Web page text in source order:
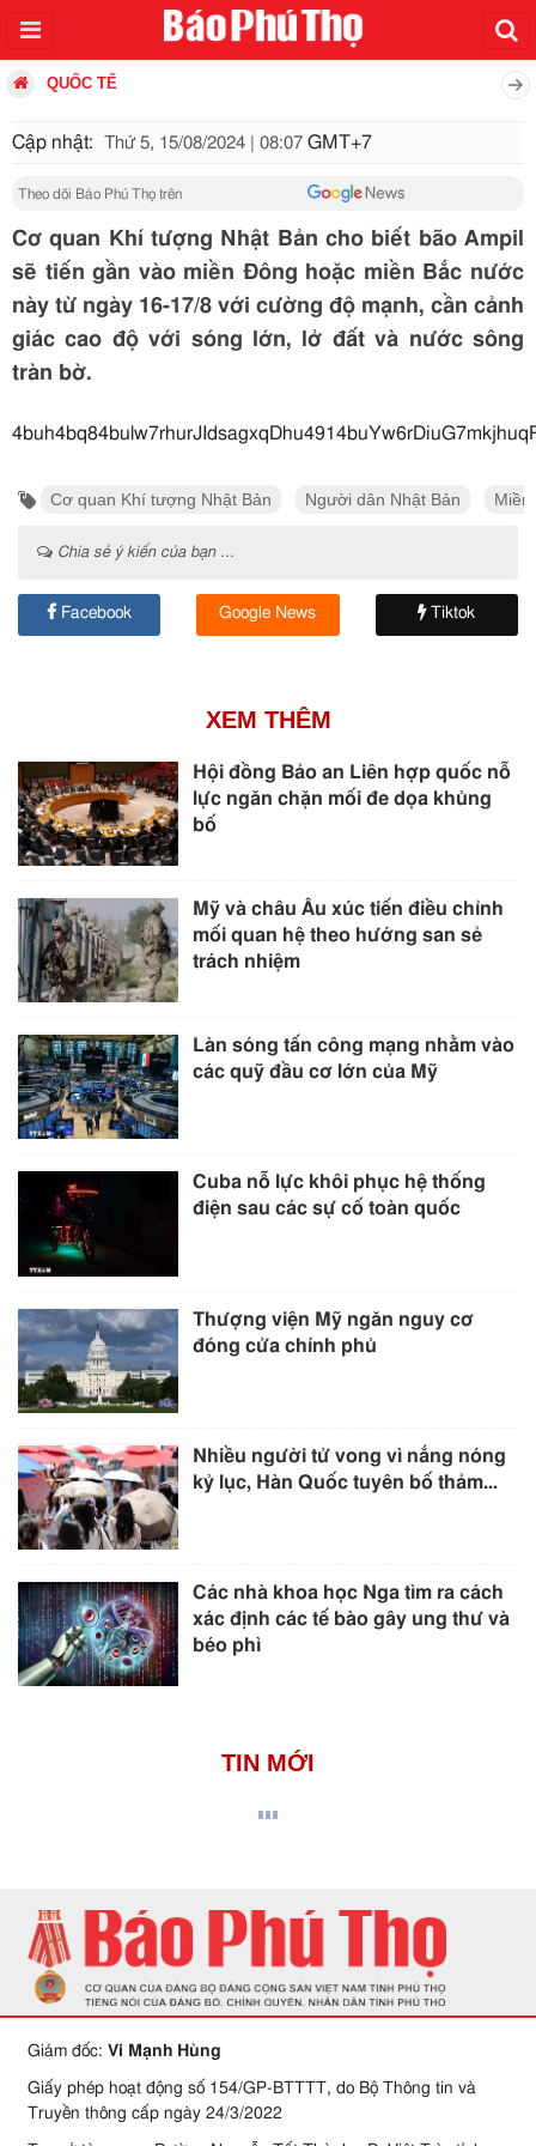
QUỐC TẾ
Cập nhật: Thứ 5, 15/08/2024 | 08:07 GMT+7
Theo dõi Báo Phú Thọ trên
Cơ quan Khí tượng Nhật Bản cho biết bão Ampil
sẽ tiến gần vào miền Đông hoặc miền Bắc nước
này từ ngày 16-17/8 với cường độ mạnh, cần cảnh
giác cao độ với sóng lớn, lở đất và nước sông
tràn bờ.
Cơ quan Khí tượng Nhật Bản Người dân Nhật Bản Miền
Chia sẻ ý kiến của bạn ...
Facebook Google News Tiktok
XEM THÊM
Hội đồng Bảo an Liên hợp quốc nỗ
lực ngăn chặn mối đe dọa khủng
bố
Mỹ và châu Âu xúc tiến điều chỉnh
mối quan hệ theo hướng san sẻ
trách nhiệm
Làn sóng tấn công mạng nhằm vào
các quỹ đầu cơ lớn của Mỹ
Cuba nỗ lực khôi phục hệ thống
điện sau các sự cố toàn quốc
Thượng viện Mỹ ngăn nguy cơ
đóng cửa chính phủ
Nhiều người tử vong vì nắng nóng
kỷ lục, Hàn Quốc tuyên bố thảm...
Các nhà khoa học Nga tìm ra cách
xác định các tế bào gây ung thư và
béo phì
TIN MỚI
Giám đốc: Vi Mạnh Hùng
Giấy phép hoạt động số 154/GP-BTTTT, do Bộ Thông tin và
Truyền thông cấp ngày 24/3/2022